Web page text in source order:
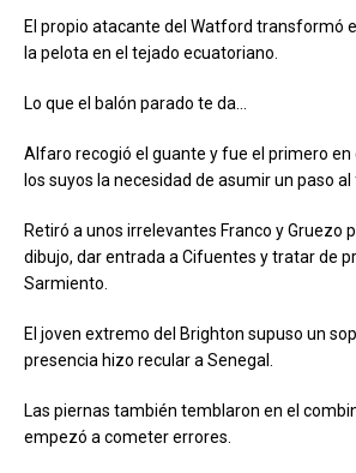
El propio atacante del Watford transformó
la pelota en el tejado ecuatoriano.
Lo que el balón parado te da…
Alfaro recogió el guante y fue el primero
los suyos la necesidad de asumir un paso
Retiró a unos irrelevantes Franco y Gruezo
dibujo, dar entrada a Cifuentes y tratar de
Sarmiento.
El joven extremo del Brighton supuso un
presencia hizo recular a Senegal.
Las piernas también temblaron en el
empezó a cometer errores.